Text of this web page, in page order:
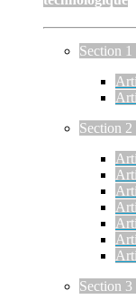
Section
Section
Section